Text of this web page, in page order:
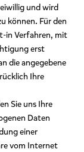
und wird
können. Für den
in Verfahren, mit
erst
die angegebene
Ihre
Sie uns Ihre
Daten
einer
vom Internet